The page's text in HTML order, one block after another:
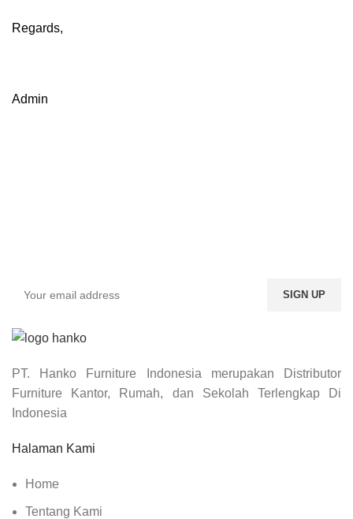
Regards,
Admin
PT. Hanko Furniture Indonesia merupakan Distributor
Furniture Kantor, Rumah, dan Sekolah Terlengkap Di
Indonesia
Halaman Kami
Home
Tentang Kami